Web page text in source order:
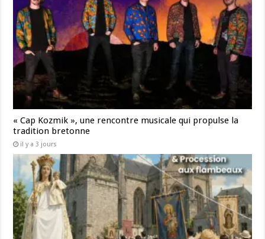
« Cap Kozmik », une rencontre musicale qui propulse la
tradition bretonne
il y a 3 jours